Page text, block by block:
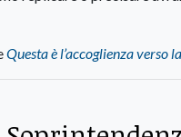
Questa è l’accoglienza verso